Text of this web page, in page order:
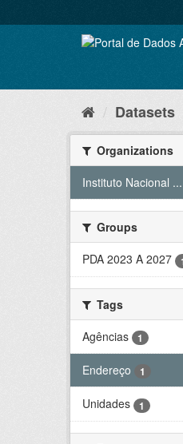
to
Datasets
Organizations
Instituto Nacional ...
Groups
PDA 2023 A 2027
Tags
Agências
1
Endereço 1
Unidades 1